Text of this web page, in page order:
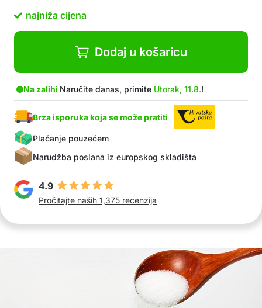
najniža cijena
Dodaj u košaricu
Na zalihi Naručite danas, primite Utorak, 11.8.!
Brza isporuka koja se može pratiti
Plaćanje pouzećem
Narudžba poslana iz europskog skladišta
4.9
Pročitajte naših 1,375 recenzija